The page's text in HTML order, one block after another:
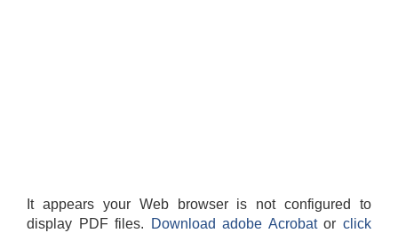
It appears your Web browser is not configured to
display PDF files.
Download adobe Acrobatorclick